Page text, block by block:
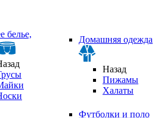
белье,
Домашняя одежда
Назад
Пижамы
Халаты
Футболки и поло